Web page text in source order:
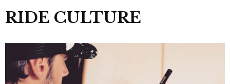
RIDE CULTURE